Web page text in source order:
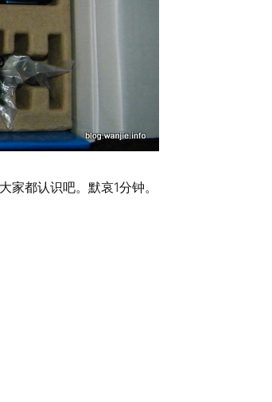
都认识吧。默哀1分钟。